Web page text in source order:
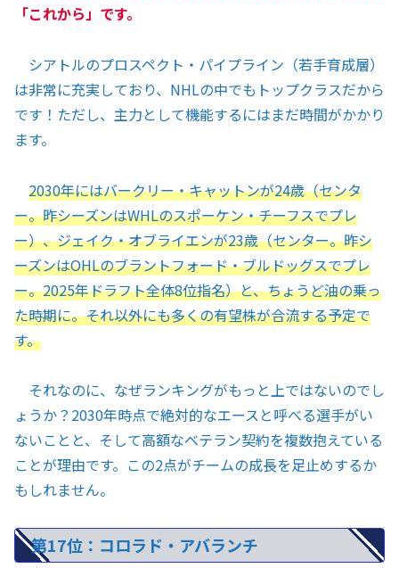
「これから」です。
シアトルのプロスペクト・パイプライン（若手育成層）
は非常に充実しており、NHLの中でもトップクラスだから
です！ただし、主力として機能するにはまだ時間がかかり
ます。
2030年にはバークリー・キャットンが24歳（センタ
ー。昨シーズンはWHLのスポーケン・チーフスでプレ
ー）、ジェイク・オブライエンが23歳（センター。昨シ
ーズンはOHLのブラントフォード・ブルドッグスでプレ
ー。2025年ドラフト全体8位指名）と、ちょうど油の乗っ
た時期に。それ以外にも多くの有望株が合流する予定で
す。
それなのに、なぜランキングがもっと上ではないのでし
ょうか？2030年時点で絶対的なエースと呼べる選手がい
ないことと、そして高額なベテラン契約を複数抱えている
ことが理由です。この2点がチームの成長を足止めするか
もしれません。
第17位：コロラド・アバランチ